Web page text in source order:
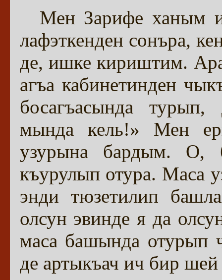
Мен Зарифе ханым
лафэткенден сонъра,
де, ишке кириштим.
агъа кабинетинден
босагъасында
мында кель!» Мен
узурына бардым. О,
къурулып отура. Маса
энди тюзетилип
олсун эвинде я да
маса башында отурып
де артыкъач ич бир